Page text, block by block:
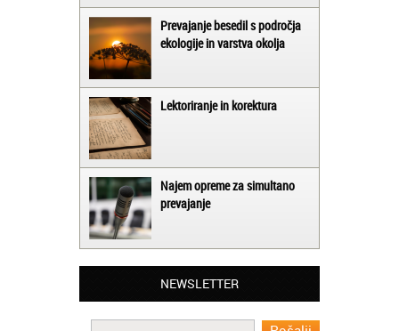
Prevajanje besedil s področja
ekologije in varstva okolja
Lektoriranje in korektura
Najem opreme za simultano
prevajanje
NEWSLETTER
Matjaž iz Ajdovščine:
Oxford, ker so resnično profesionalni in
prevajalske storitve opravljajo hitro in